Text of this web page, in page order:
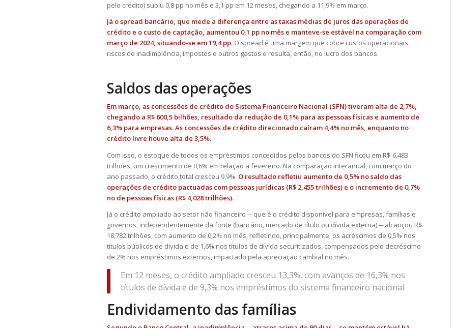
pelo crédito) subiu 0,8 pp no mês e 3,1 pp em 12 meses, chegando a 11,9% em março.
Já o spread bancário, que mede a diferença entre as taxas médias de juros das operações de
crédito e o custo de captação, aumentou 0,1 pp no mês e manteve-se estável na comparação com
março de 2024, situando-se em 19,4 pp. O spread é uma margem que cobre custos operacionais,
riscos de inadimplência, impostos e outros gastos e resulta, então, no lucro dos bancos.
Saldos das operações
Em março, as concessões de crédito do Sistema Financeiro Nacional (SFN) tiveram alta de 2,7%,
chegando a R$ 600,5 bilhões, resultado da redução de 0,1% para as pessoas físicas e aumento de
6,3% para empresas. As concessões de crédito direcionado caíram 4,4% no mês, enquanto no
crédito livre houve alta de 3,5%.
Com isso, o estoque de todos os empréstimos concedidos pelos bancos do SFN ficou em R$ 6,483
trilhões, um crescimento de 0,6% em relação a fevereiro. Na comparação interanual, com março do
ano passado, o crédito total cresceu 9,9%. O resultado refletiu aumento de 0,5% no saldo das
operações de crédito pactuadas com pessoas jurídicas (R$ 2,455 trilhões) e o incremento de 0,7%
no de pessoas físicas (R$ 4,028 trilhões).
Já o crédito ampliado ao setor não financeiro ─ que é o crédito disponível para empresas, famílias e
governos, independentemente da fonte (bancário, mercado de título ou dívida externa) ─ alcançou R$
18,782 trilhões, com aumento de 0,2% no mês, refletindo, principalmente, os acréscimos de 0,5% nos
títulos públicos de dívida e de 1,6% nos títulos de dívida securitizados, compensados pelo decréscimo
de 2% nos empréstimos externos, impactado pela apreciação cambial no mês.
Em 12 meses, o crédito ampliado cresceu 13,3%, com avanços de 16,3% nos
títulos de dívida e de 9,3% nos empréstimos do sistema financeiro nacional.
Endividamento das famílias